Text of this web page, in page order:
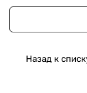
Назад к